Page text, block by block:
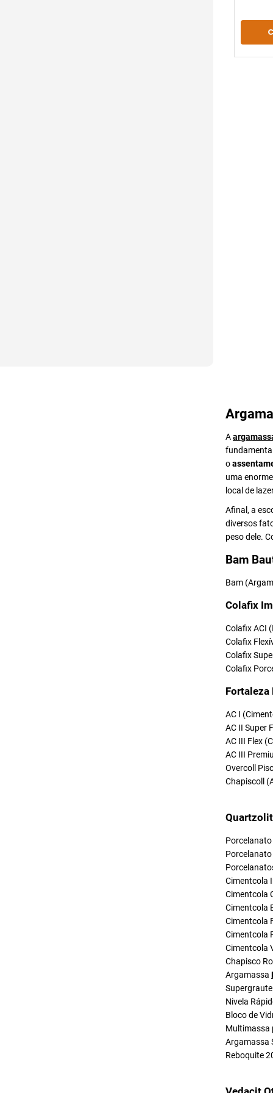
A
o
uma
local de
Afinal, a
diversos
peso dele.
Bam
Bam
Colafix
Colafix ACI
Colafix
Colafix
Colafix
Fortaleza
AC I
AC II Super
AC III Flex
AC III
Overcoll
Chapiscoll
Porcelanato
Porcelanato
Cimentcola
Cimentcola
Cimentcola
Cimentcola
Cimentcola
Cimentcola
Chapisco
Argamassa
Nivela
Bloco de
Multimassa
Argamassa
Reboquite